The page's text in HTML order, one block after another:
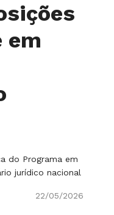
em
do Programa em
jurídico nacional
22/05/2026